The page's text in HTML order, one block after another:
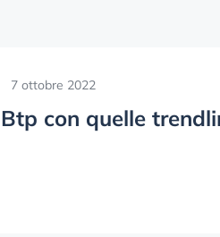
7 ottobre 2022
con quelle